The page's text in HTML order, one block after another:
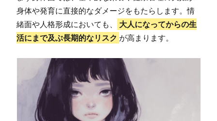
身体や発育に直接的なダメージをもたらします。情
緒面や人格形成においても、
大人になってからの生
活にまで及ぶ長期的なリスク が高まります。